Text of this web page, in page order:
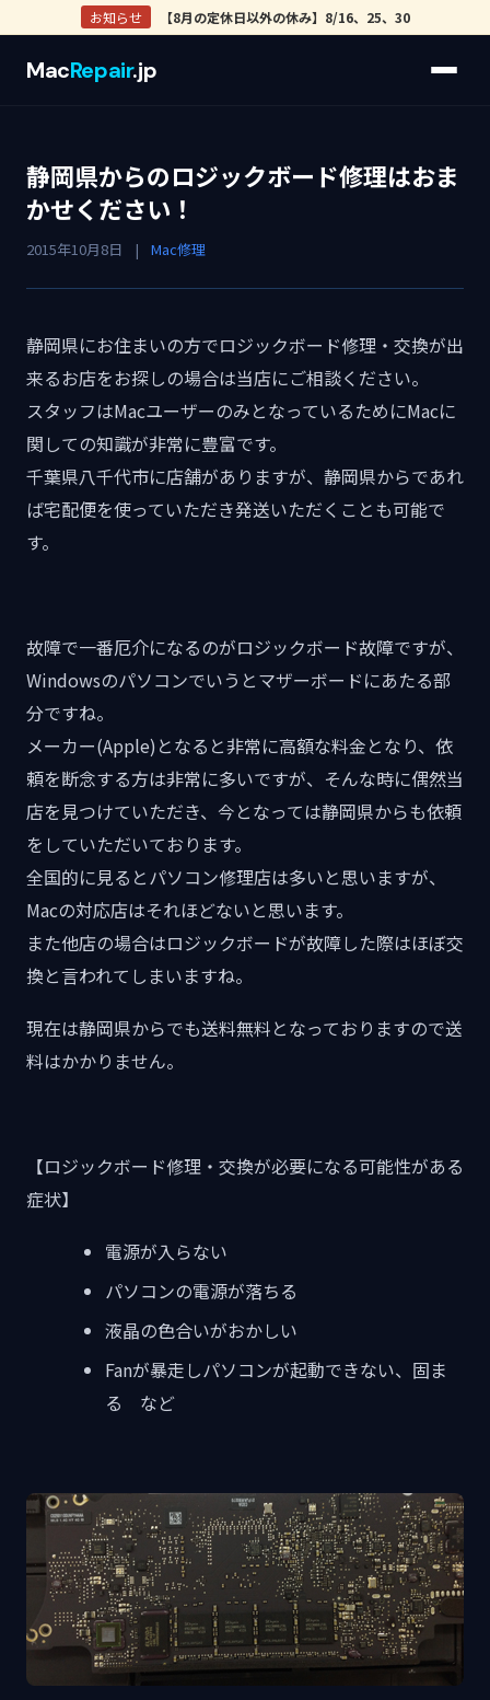
お知らせ 【8月の定休日以外の休み】8/16、25、30
MacRepair.jp
静岡県からのロジックボード修理はおま
かせください！
2015年10月8日 | Mac修理
静岡県にお住まいの方でロジックボード修理・交換が出
来るお店をお探しの場合は当店にご相談ください。
スタッフはMacユーザーのみとなっているためにMacに
関しての知識が非常に豊富です。
千葉県八千代市に店舗がありますが、静岡県からであれ
ば宅配便を使っていただき発送いただくことも可能で
す。
故障で一番厄介になるのがロジックボード故障ですが、
Windowsのパソコンでいうとマザーボードにあたる部
分ですね。
メーカー(Apple)となると非常に高額な料金となり、依
頼を断念する方は非常に多いですが、そんな時に偶然当
店を見つけていただき、今となっては静岡県からも依頼
をしていただいております。
全国的に見るとパソコン修理店は多いと思いますが、
Macの対応店はそれほどないと思います。
また他店の場合はロジックボードが故障した際はほぼ交
換と言われてしまいますね。
現在は静岡県からでも送料無料となっておりますので送
料はかかりません。
【ロジックボード修理・交換が必要になる可能性がある
症状】
電源が入らない
パソコンの電源が落ちる
液晶の色合いがおかしい
Fanが暴走しパソコンが起動できない、固ま
る など